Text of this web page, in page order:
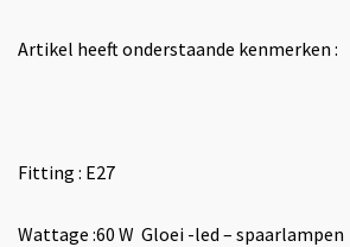
Artikel heeft onderstaande kenmerken :
Fitting : E27
Wattage :60 W Gloei -led – spaarlampen